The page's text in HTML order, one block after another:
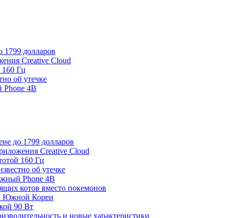
долларов
Creative Cloud
Гц
об утечке
Phone 4B
до 1799 долларов
Creative Cloud
160 Гц
об утечке
Phone 4B
котов вместо покемонов
Южной Кореи
90 Вт
и новые характеристики